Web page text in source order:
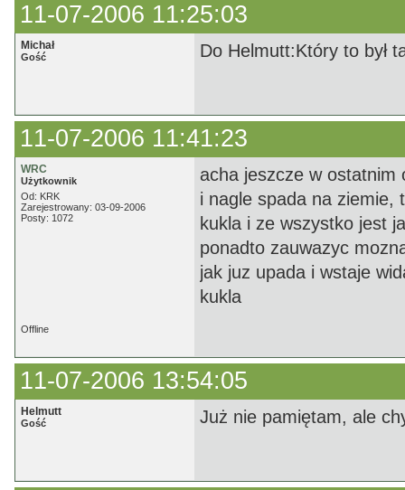
11-07-2006 11:25:03
Michał
Gość Do Helmutt:Który to był
11-07-2006 11:41:23
WRC
Użytkownik
Od: KRK
Zarejestrowany: 03-09-2006
Posty: 1072
acha jeszcze w ostatnim
i nagle spada na ziemie,
kukla i ze wszystko jest
ponadto zauwazyc
jak juz upada i wstaje
kukla
Offline
11-07-2006 13:54:05
Helmutt
Gość Już nie pamiętam, ale